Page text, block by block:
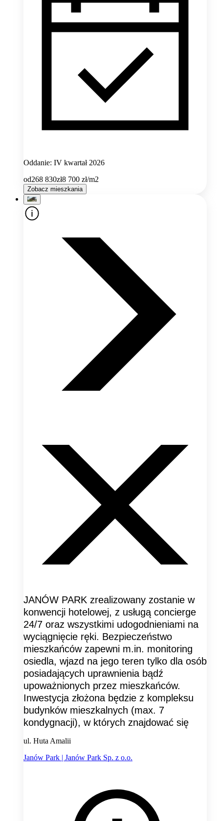
Oddanie: IV kwartał 2026
od268 830zł8 700 zł/m2
Zobacz mieszkania
JANÓW PARK zrealizowany zostanie w
konwencji hotelowej, z usługą concierge
24/7 oraz wszystkimi udogodnieniami na
wyciągnięcie ręki. Bezpieczeństwo
mieszkańców zapewni m.in. monitoring
osiedla, wjazd na jego teren tylko dla osób
posiadających uprawnienia bądź
upoważnionych przez mieszkańców.
Inwestycja złożona będzie z kompleksu
budynków mieszkalnych (max. 7
kondygnacji), w których znajdować się
ul. Huta Amalii
Janów Park | Janów Park Sp. z o.o.